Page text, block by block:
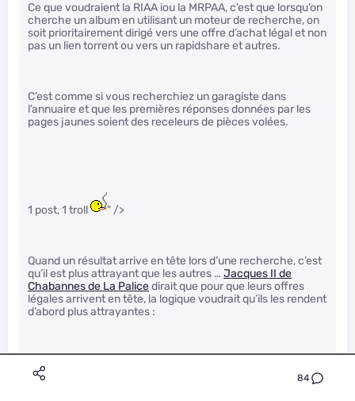
84
Ce que voudraient la RIAA iou la MRPAA, c’est que lorsqu’on
cherche un album en utilisant un moteur de recherche, on
soit prioritairement dirigé vers une offre d’achat légal et non
pas un lien torrent ou vers un rapidshare et autres.
C’est comme si vous recherchiez un garagiste dans
l’annuaire et que les premières réponses données par les
pages jaunes soient des receleurs de pièces volées.
1 post, 1 troll " />
Quand un résultat arrive en tête lors d’une recherche, c’est
qu’il est plus attrayant que les autres … Jacques II de
Chabannes de La Palicedirait que pour que leurs offres
légales arrivent en tête, la logique voudrait qu’ils les rendent
d’abord plus attrayantes :